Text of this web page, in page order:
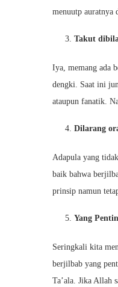
menuutp auratnya
Takut
Iya, memang ada
dengki. Saat ini
ataupun fanatik.
Dilarang
Adapula yang
baik bahwa
prinsip namun
Yang
Seringkali kita
berjilbab yang
Ta’ala. Jika Allah